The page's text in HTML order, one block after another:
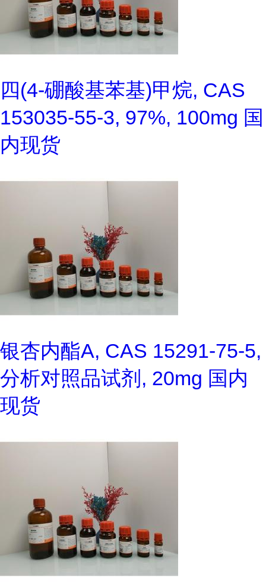
四(4-硼酸基苯基)甲烷, CAS
153035-55-3, 97%, 100mg 国
内现货
银杏内酯A, CAS 15291-75-5,
分析对照品试剂, 20mg 国内
现货